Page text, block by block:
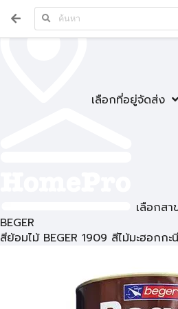
เลือกที่อยู่จัดส่ง
เลือกสา
BEGER
สีย้อมไม้ BEGER 1909 สีไม้มะฮอกก